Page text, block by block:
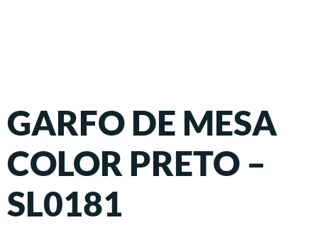
GARFO DE MESA
COLOR PRETO –
SL0181